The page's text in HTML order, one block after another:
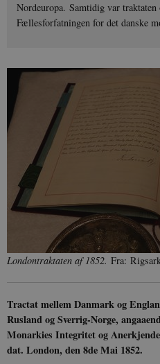
Nordeuropa. Samtidig var
Fællesforfatningen for det danske
Londontraktaten af 1852. Fra:
Tractat mellem Danmark og
Rusland og Sverrig-Norge,
Monarkies Integritet og
dat. London, den 8de Mai 1852.